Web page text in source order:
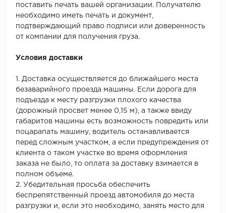
поставить печать вашей организации. Получателю
необходимо иметь печать и документ,
подтверждающий право подписи или доверенность
от компании для получения груза.
Условия доставки
1. Доставка осуществляется до ближайшего места
безаварийного проезда машины. Если дорога для
подъезда к месту разгрузки плохого качества
(дорожный просвет менее 0,15 м), а также ввиду
габаритов машины есть возможность повредить или
поцарапать машину, водитель останавливается
перед сложным участком, а если предупреждения от
клиента о таком участке во время оформления
заказа не было, то оплата за доставку взимается в
полном объеме.
2. Убедительная просьба обеспечить
беспрепятственный проезд автомобиля до места
разгрузки и, если это необходимо, занять место для